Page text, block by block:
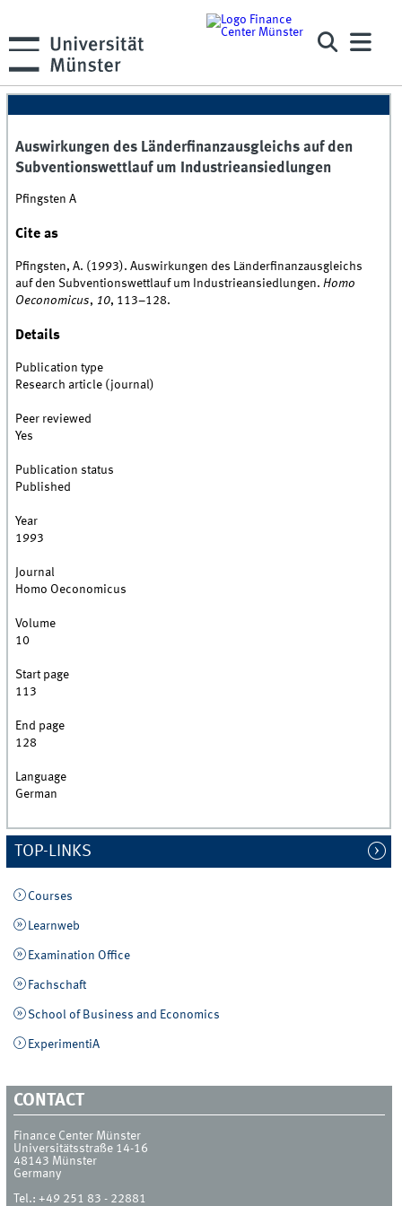
Auswirkungen des Länderfinanzausgleichs auf den
Subventionswettlauf um Industrieansiedlungen
Pfingsten A
Cite as
Pfingsten, A. (1993). Auswirkungen des Länderfinanzausgleichs
auf den Subventionswettlauf um Industrieansiedlungen.Homo
Oeconomicus, 10, 113–128.
Details
Publication type
Research article (journal)
Peer reviewed
Yes
Publication status
Published
Year
1993
Journal
Homo Oeconomicus
Volume
10
Start page
113
End page
128
Language
German
TOP-LINKS
Courses
Learnweb
Examination Office
Fachschaft
School of Business and Economics
ExperimentiA
CONTACT
Finance Center Münster
Universitätsstraße 14-16
48143 Münster
Germany
Tel.:+49 251 83 - 22881